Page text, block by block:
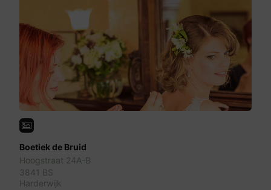
Boetiek de Bruid
Hoogstraat 24A-B
3841 BS
Harderwijk